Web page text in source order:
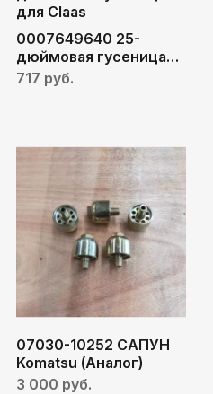
0007649640 25-
дюймовая гусеница
для Claas
717 руб.
07030-10252 САПУН
Komatsu (Аналог)
3 000 руб.